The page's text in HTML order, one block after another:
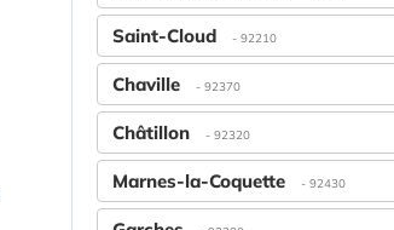
Saint-Cloud - 92210
Chaville - 92370
Châtillon - 92320
Marnes-la-Coquette - 92430